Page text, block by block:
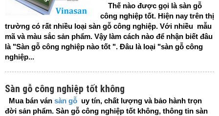
Thế nào được gọi là sàn gỗ
công nghiệp tốt. Hiện nay trên thị
trường có rất nhiều loại sàn gỗ công nghiệp. Với nhiều mẫu
mã và màu sắc sản phẩm. Vậy làm cách nào để nhận biết đâu
là "Sàn gỗ công nghiệp nào tốt ". Đâu là loại "sàn gỗ công
nghiệp...
Sàn gỗ công nghiệp tốt không
Mua bán ván sàn gỗ uy tín, chất lượng và bảo hành trọn
đời sản phẩm. Sàn gỗ công nghiệp tốt không, thông tin sàn